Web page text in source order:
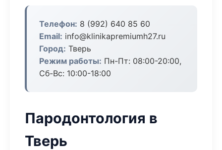
Телефон: 8 (992) 640 85 60
Email: info@klinikapremiumh27.ru
Город: Тверь
Режим работы: Пн-Пт: 08:00-20:00,
Сб-Вс: 10:00-18:00
Пародонтология в
Тверь